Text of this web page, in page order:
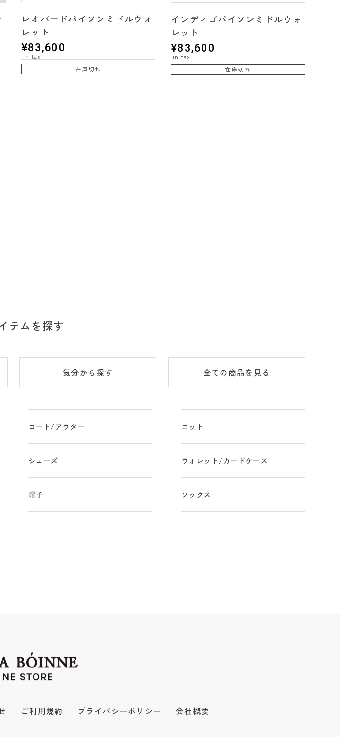
レオパードパイソンミドルウォ
レット
¥83,600
在庫切れ
インディゴパイソンミドルウォ
レット
¥83,600
在庫切れ
テムを探す
気分から探す 全ての商品を見る
コート/アウター ニット
シューズ ウォレット/カードケース
帽子 ソックス
ご利用規約 プライバシーポリシー 会社概要